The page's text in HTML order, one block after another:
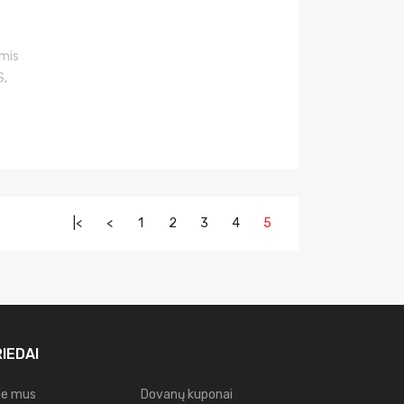
|< < 1 2 3 4 5
mus Dovanų kuponai